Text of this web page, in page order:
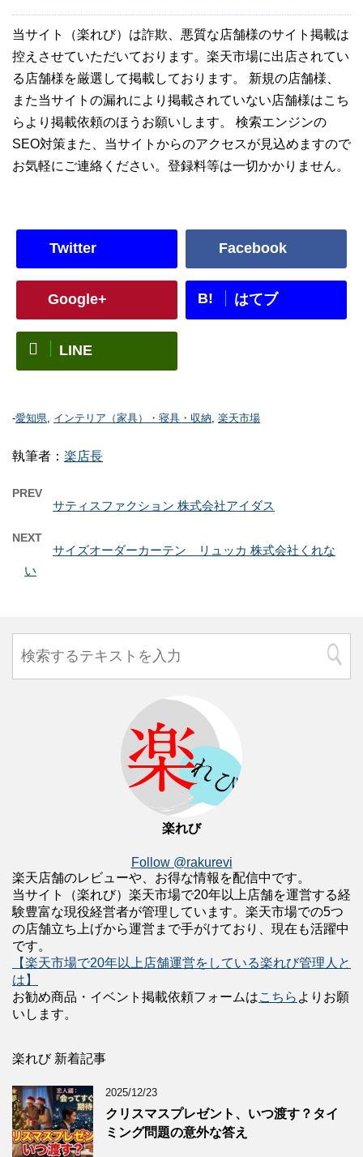
当サイト（楽れび）は詐欺、悪質な店舗様のサイト掲載は
控えさせていただいております。楽天市場に出店されてい
る店舗様を厳選して掲載しております。 新規の店舗様、
また当サイトの漏れにより掲載されていない店舗様はこち
らより掲載依頼のほうお願いします。 検索エンジンの
SEO対策また、当サイトからのアクセスが見込めますので
お気軽にご連絡ください。登録料等は一切かかりません。
Twitter Facebook
Google+ B! はてブ
LINE
-愛知県, インテリア（家具）・寝具・収納, 楽天市場
執筆者： 楽店長
PREV
サティスファクション 株式会社アイダス
NEXT
サイズオーダーカーテン リュッカ 株式会社くれな
い
楽れび
Follow @rakurevi
楽天店舗のレビューや、お得な情報を配信中です。
当サイト（楽れび）楽天市場で20年以上店舗を運営する経
験豊富な現役経営者が管理しています。楽天市場での5つ
の店舗立ち上げから運営まで手がけており、現在も活躍中
です。
【楽天市場で20年以上店舗運営をしている楽れび管理人と
は】
お勧め商品・イベント掲載依頼フォームはこちら よりお願
いします。
楽れび 新着記事
2025/12/23
クリスマスプレゼント、いつ渡す？タイ
ミング問題の意外な答え